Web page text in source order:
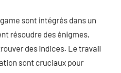
sont intégrés dans un
résoudre des énigmes,
des indices. Le travail
sont cruciaux pour